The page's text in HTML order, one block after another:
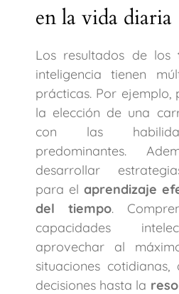
en la vida diaria
Los resultados de los
inteligencia tienen
prácticas. Por ejemplo,
la elección de una
con las
predominantes.
desarrollar
para el aprendizaje
del tiempo.
capacidades
aprovechar al
situaciones
decisiones hasta la